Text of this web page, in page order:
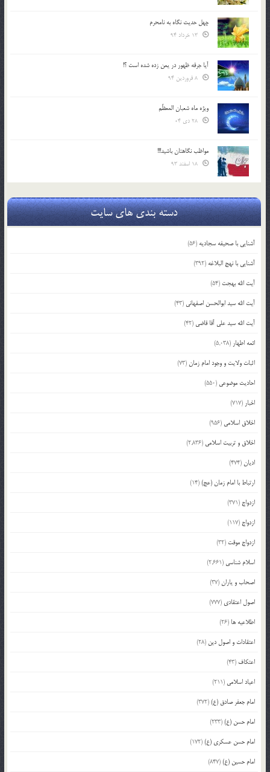
چهل حدیث نگاه به نامحرم
آیا جرقه ظهور در یمن زده شده است ؟!
ویژه ماه شعبان المعظّم
مواظب نگاهتان باشید!!!
دسته بندی های سایت
آشنایی با صحیفه سجادیه (56)
آشنایی با نهج البلاغه (392)
آیت الله بهجت (54)
آیت الله سید ابوالحسن اصفهانی (43)
آیت الله سید علی آقا قاضی (42)
ائمه اطهار (5,038)
اثبات ولایت و وجود امام زمان (73)
احادیث موضوعی (550)
اخبار (717)
اخلاق اسلامی (956)
اخلاق و تربیت اسلامی (2,836)
ادیان (474)
ارتباط با امام زمان (عج)(14)
ازدواج (371)
ازدواج (117)
ازدواج موقت (32)
اسلام شناسی (2,661)
اصحاب و یاران (37)
اصول اعتقادی (777)
اطلاعیه ها (26)
اعتقادات و اصول دین (28)
اعتکاف (43)
اعیاد اسلامی (211)
امام جعفر صادق (ع)(372)
امام حسن (ع)(233)
امام حسن عسکری (ع)(172)
امام حسین (ع)(847)